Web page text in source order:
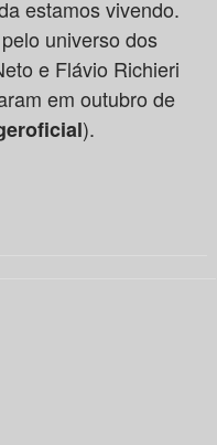
estamos vivendo.
universo dos
e Flávio Richieri
em outubro de
).